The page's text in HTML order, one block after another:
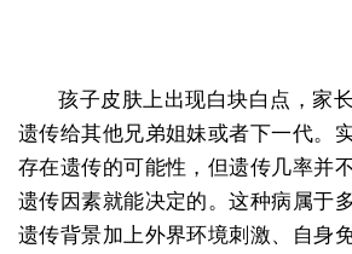
孩子皮肤上出现白块白点，家
遗传给其他兄弟姐妹或者下一代。
存在遗传的可能性，但遗传几率并
遗传因素就能决定的。这种病属于
遗传背景加上外界环境刺激、自身